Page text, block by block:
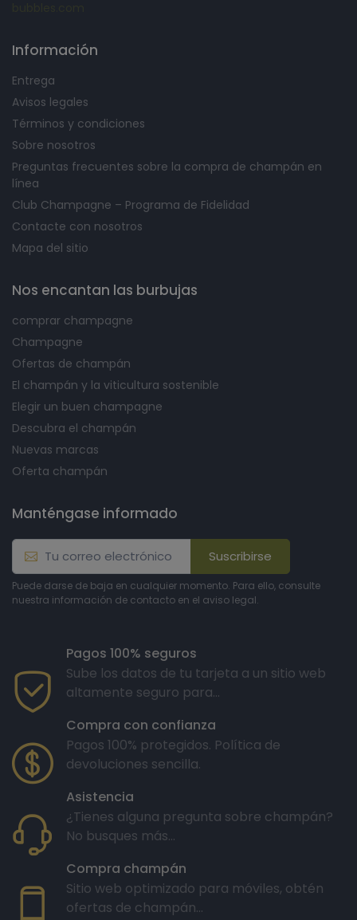
Información
Entrega
Avisos legales
Términos y condiciones
Sobre nosotros
Preguntas frecuentes sobre la compra de champán en
línea
Club Champagne – Programa de Fidelidad
Contacte con nosotros
Mapa del sitio
Nos encantan las burbujas
comprar champagne
Champagne
Ofertas de champán
El champán y la viticultura sostenible
Elegir un buen champagne
Descubra el champán
Nuevas marcas
Oferta champán
Manténgase informado
Suscribirse
Puede darse de baja en cualquier momento. Para ello, consulte
nuestra información de contacto en el aviso legal.
Pagos 100% seguros
Sube los datos de tu tarjeta a un sitio web
altamente seguro para...
Compra con confianza
Pagos 100% protegidos. Política de
devoluciones sencilla.
Asistencia
¿Tienes alguna pregunta sobre champán?
No busques más...
Compra champán
Sitio web optimizado para móviles, obtén
ofertas de champán...